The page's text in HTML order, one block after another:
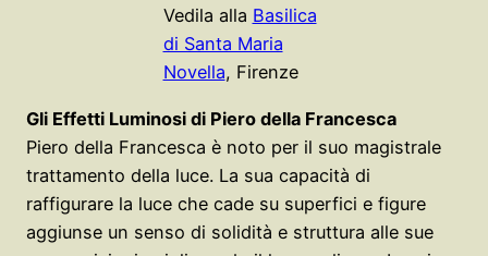
Vedila alla Basilica
di Santa Maria
Novella, Firenze
Gli Effetti Luminosi di Piero della Francesca
Piero della Francesca è noto per il suo magistrale
trattamento della luce. La sua capacità di
raffigurare la luce che cade su superfici e figure
aggiunse un senso di solidità e struttura alle sue